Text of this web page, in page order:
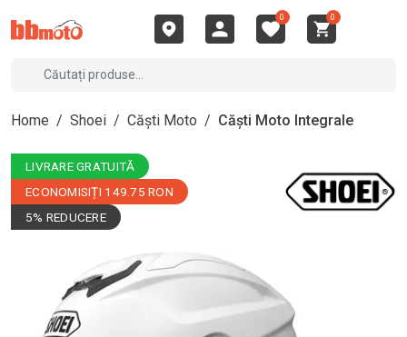
0 0
Home / Shoei / Căști Moto / Căști Moto Integrale
LIVRARE GRATUITĂ
ECONOMISIȚI 149.75 RON
5% REDUCERE